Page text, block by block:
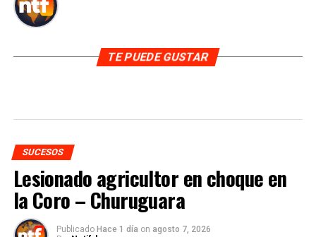
TE PUEDE GUSTAR
SUCESOS
Lesionado agricultor en choque en
la Coro – Churuguara
Publicado Hace 1 día on agosto 7, 2026